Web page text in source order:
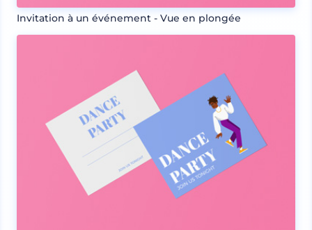
Invitation à un événement - Vue en plongée